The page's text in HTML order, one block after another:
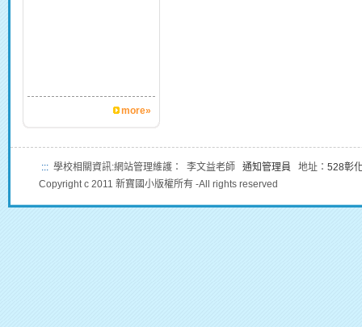
more»
::: 學校相關資訊:網站管理維護： 李文益老師 通知管理員 地址： 528彰
Copyright c 2011 新寶國小版權所有 -All rights reserved